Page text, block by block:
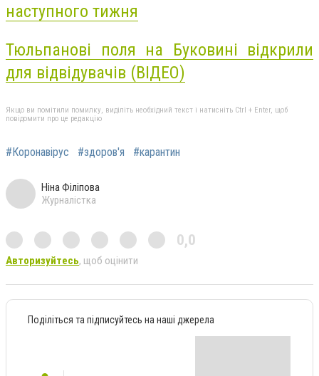
наступного тижня
Тюльпанові поля на Буковині відкрили
для відвідувачів (ВІДЕО)
Якщо ви помітили помилку, виділіть необхідний текст і натисніть Ctrl + Enter, щоб
повідомити про це редакцію
#Коронавірус #здоров'я #карантин
Ніна Філіпова
Журналістка
0,0
Авторизуйтесь, щоб оцінити
Поділіться та підписуйтесь на наші джерела